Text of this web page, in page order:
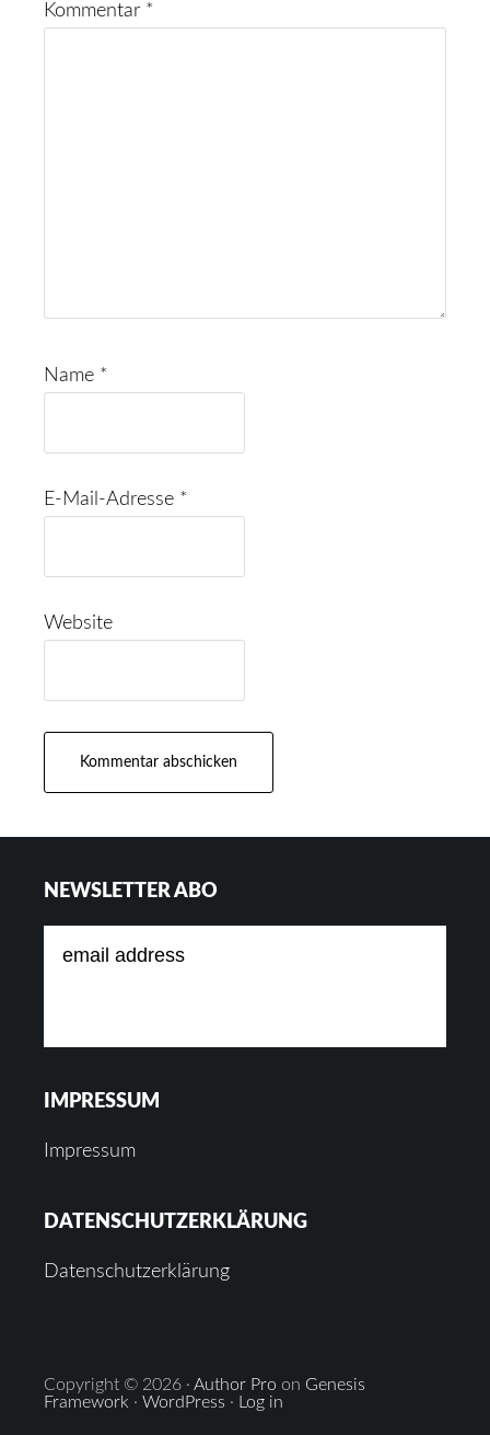
Kommentar *
Name *
E-Mail-Adresse *
Website
NEWSLETTER ABO
IMPRESSUM
Impressum
DATENSCHUTZERKLÄRUNG
Datenschutzerklärung
Copyright © 2026 · Author Pro on Genesis
Framework · WordPress · Log in